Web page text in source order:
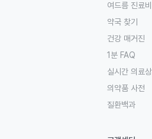
여드름 진료비
약국 찾기
건강 매거진
1분 FAQ
실시간 의료
의약품 사전
질환백과